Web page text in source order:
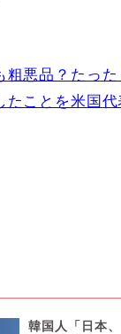
粗悪品？たっ
たことを米国
韓国人「日本